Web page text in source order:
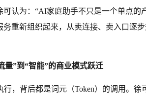
可认为：“AI家庭助手不只是一个单点的
务重新组织起来，从卖连接、卖入口逐
量”到“智能”的商业模式跃迁
，背后都是词元（Token）的调用。徐